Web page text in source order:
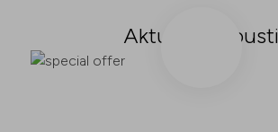
Aktualni popusti